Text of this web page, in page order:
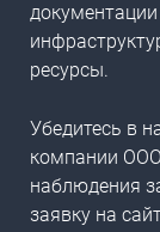
ресурсы.
Убедитесь в
компании
наблюдения
заявку на